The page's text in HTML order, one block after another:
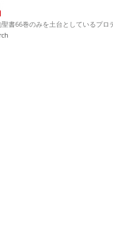
書66巻のみを土台としているプロ